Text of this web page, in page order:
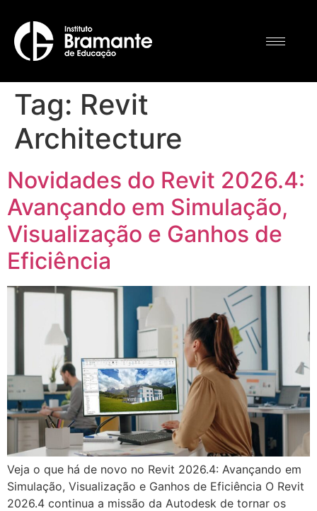
Tag: Revit
Architecture
Novidades do Revit 2026.4:
Avançando em Simulação,
Visualização e Ganhos de
Eficiência
Veja o que há de novo no Revit 2026.4: Avançando em
Simulação, Visualização e Ganhos de Eficiência O Revit
2026.4 continua a missão da Autodesk de tornar os